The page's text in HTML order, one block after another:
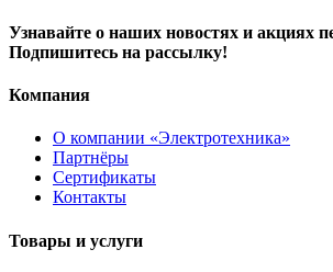
Узнавайте о наших новостях и акциях
Подпишитесь на рассылку!
Компания
О компании «Электротехника»
Партнёры
Сертификаты
Контакты
Товары и услуги